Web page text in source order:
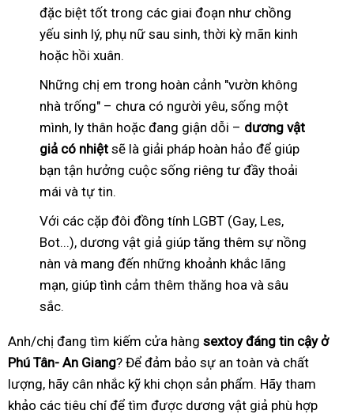
đặc biệt tốt trong các giai đoạn như chồng
yếu sinh lý, phụ nữ sau sinh, thời kỳ mãn kinh
hoặc hồi xuân.
Những chị em trong hoàn cảnh "vườn không
nhà trống" – chưa có người yêu, sống một
mình, ly thân hoặc đang giận dỗi – dương vật
giả có nhiệt sẽ là giải pháp hoàn hảo để giúp
bạn tận hưởng cuộc sống riêng tư đầy thoải
mái và tự tin.
Với các cặp đôi đồng tính LGBT (Gay, Les,
Bot...), dương vật giả giúp tăng thêm sự nồng
nàn và mang đến những khoảnh khắc lãng
mạn, giúp tình cảm thêm thăng hoa và sâu
sắc.
Anh/chị đang tìm kiếm cửa hàng sextoy đáng tin cậy ở
Phú Tân- An Giang? Để đảm bảo sự an toàn và chất
lượng, hãy cân nhắc kỹ khi chọn sản phẩm. Hãy tham
khảo các tiêu chí để tìm được dương vật giả phù hợp